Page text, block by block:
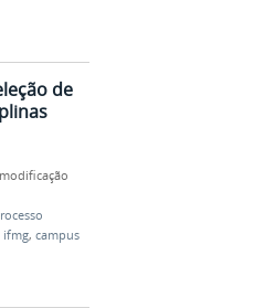
de
ifmg, campus